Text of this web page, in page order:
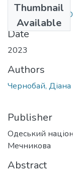
Thumbnail
Available
Date
2023
Authors
Чернобай,
Publisher
Одеський
Мечникова
Abstract